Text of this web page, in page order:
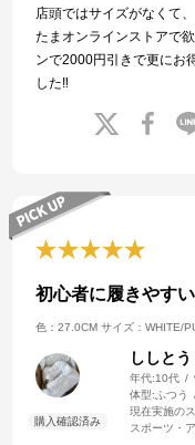
店頭ではサイズがなくて
たまオンラインストアで
ンで2000円引きで更にお
した‼️
初心者に履きやすい
色：27.0CM サイズ：WHITE/
ししとう
年代:10代
体型:ふつう
現在実施の
スポーツ・